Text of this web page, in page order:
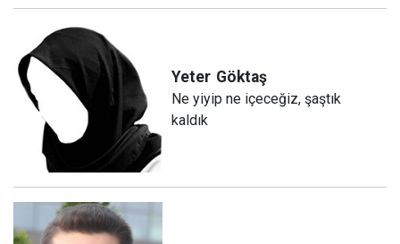
Yeter Göktaş
Ne yiyip ne içeceğiz, şaştık
kaldık